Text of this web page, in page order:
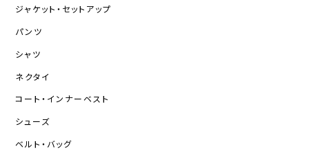
ジャケット・セットアップ
パンツ
シャツ
ネクタイ
コート・インナーベスト
シューズ
ベルト・バッグ